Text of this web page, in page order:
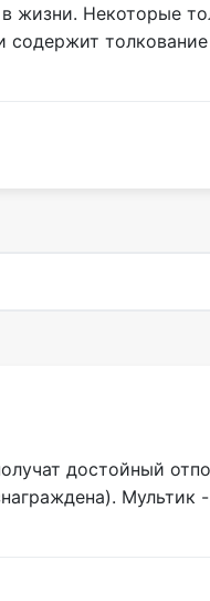
жизни. Некоторые
содержит
достойный